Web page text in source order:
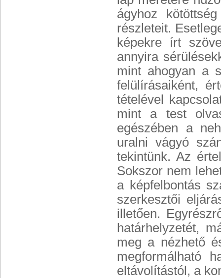
ágyhoz
részleteit.
képekre írt
annyira
mint ahogyan a
felülírásaiként,
tételével
mint a test
egészében a
uralni vágyó
tekintünk. Az
Sokszor nem
a képfelbontás
szerkesztői
illetően.
határhelyzetét,
meg a nézhető
megformálható
eltávolítástól, a